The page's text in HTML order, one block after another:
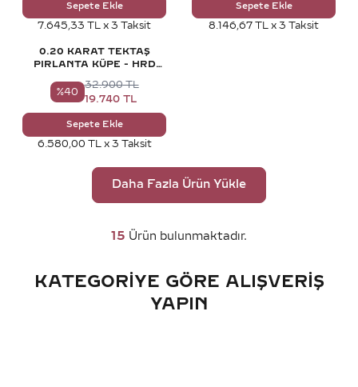
Sepete Ekle
7.645,33 TL x 3 Taksit
Sepete Ekle
8.146,67 TL x 3 Taksit
0.20 KARAT TEKTAŞ
PIRLANTA KÜPE - HRD
%40
32.900TL
19.740TL
Sepete Ekle
6.580,00 TL x 3 Taksit
Daha Fazla Ürün Yükle
15 Ürün bulunmaktadır.
KATEGORIYE GÖRE ALIŞVERIŞ
YAPIN